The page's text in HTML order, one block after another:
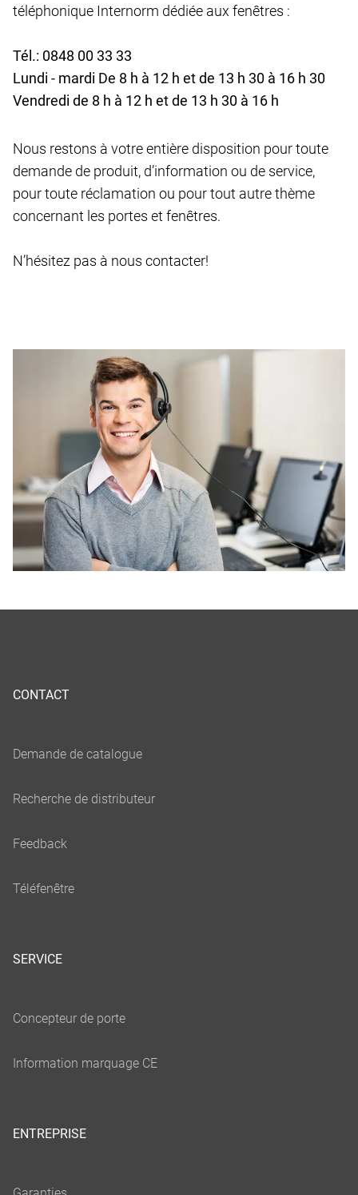
téléphonique Internorm dédiée aux fenêtres :
Tél.: 0848 00 33 33
Lundi - mardi De 8 h à 12 h et de 13 h 30 à 16 h 30
Vendredi de 8 h à 12 h et de 13 h 30 à 16 h
Nous restons à votre entière disposition pour toute
demande de produit, d’information ou de service,
pour toute réclamation ou pour tout autre thème
concernant les portes et fenêtres.
N’hésitez pas à nous contacter!
CONTACT
SERVICE
ENTREPRISE